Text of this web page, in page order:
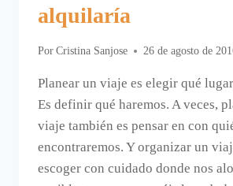
alquilaría
Por Cristina Sanjose 26 de agosto de
Planear un viaje es elegir qué
Es definir qué haremos. A veces,
viaje también es pensar en con
encontraremos. Y organizar un
escoger con cuidado donde nos